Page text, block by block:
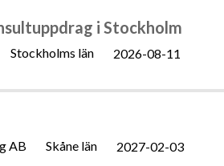
i Stockholm
Stockholms län 2026-08-11
AB Skåne län 2027-02-03